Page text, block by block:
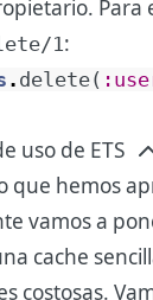
Para
1:
. delete(
uso de ETS
que hemos
vamos a
cache
costosas.